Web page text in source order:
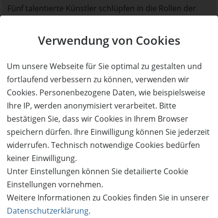
Verwendung von Cookies
Um unsere Webseite für Sie optimal zu gestalten und
fortlaufend verbessern zu können, verwenden wir
Cookies. Personenbezogene Daten, wie beispielsweise
Ihre IP, werden anonymisiert verarbeitet. Bitte
bestätigen Sie, dass wir Cookies in Ihrem Browser
speichern dürfen. Ihre Einwilligung können Sie jederzeit
widerrufen. Technisch notwendige Cookies bedürfen
keiner Einwilligung.
Unter Einstellungen können Sie detailierte Cookie
Einstellungen vornehmen.
Weitere Informationen zu Cookies finden Sie in unserer
Datenschutzerklärung.
Fünf talentierte Künstler schlüpfen in die Rollen der
Weitz als John McVie, Annie Boxell als Christine McVie,
Gary Hagen als Lindsey Buckingham und Richard
Graham als Mick Fleetwood. Mit großer Leidenschaft
und einem hohen Anspruch an eine authentische
Performance bringen sie die eingängigen Songs von
Fleetwood Mac in einem hingebungsvollen Konzert
wieder auf die Bühne und entführen ihr Publikum in die
unvergessliche „Rumours“-Ära der charismatischen
Band.
MIRAGE – eines der besten Fleetwood Mac Konzerte
der Welt
Von ausverkauften Shows in kleinen Clubs bis hin zu
gefeierten Auftritten auf großen Bühnen und